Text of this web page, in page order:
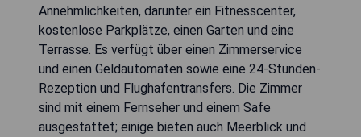
Annehmlichkeiten, darunter ein Fitnesscenter,
kostenlose Parkplätze, einen Garten und eine
Terrasse. Es verfügt über einen Zimmerservice
und einen Geldautomaten sowie eine 24-Stunden-
Rezeption und Flughafentransfers. Die Zimmer
sind mit einem Fernseher und einem Safe
ausgestattet; einige bieten auch Meerblick und